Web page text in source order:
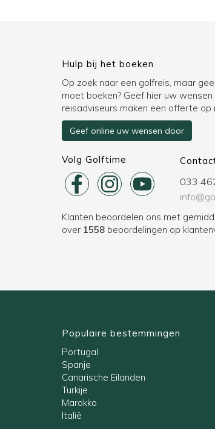
Hulp bij het boeken
Op zoek naar een golfreis, maar
moet boeken? Geef hier uw
reisadviseurs maken een offerte op
Geef online uw wensen door
Volg Golftime
033
Klanten beoordelen ons met
over 1558 beoordelingen op
Populaire bestemmingen
Portugal
Spanje
Canarische Eilanden
Turkije
Marokko
Italië